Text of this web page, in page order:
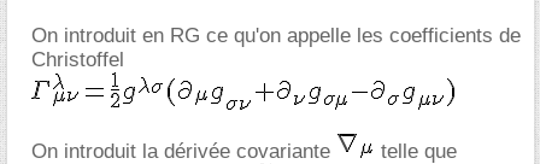
On introduit en RG ce qu'on appelle les coefficients de
Christoffel
On introduit la dérivée covariante
telle que